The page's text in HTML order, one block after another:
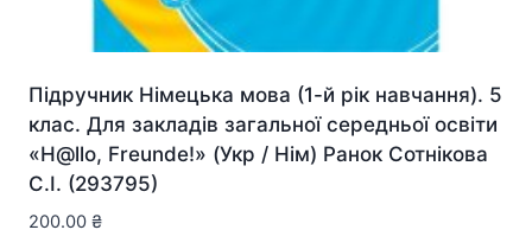
Підручник Німецька мова (1-й рік навчання). 5
клас. Для закладів загальної середньої освіти
«H@llo, Freunde!» (Укр / Нім) Ранок Сотнікова
С.І. (293795)
200.00 ₴